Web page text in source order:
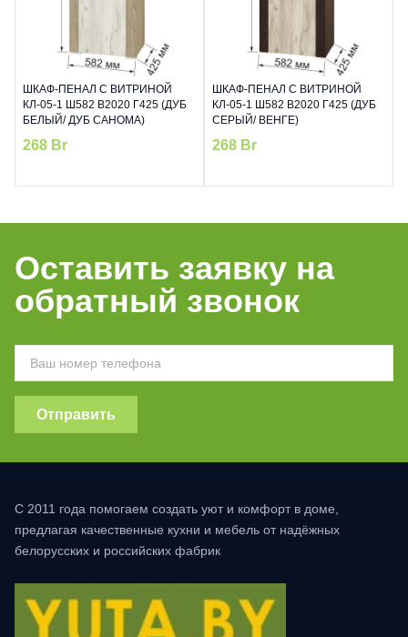
ШКАФ-ПЕНАЛ С ВИТРИНОЙ
КЛ-05-1 Ш582 В2020 Г425 (ДУБ
БЕЛЫЙ/ ДУБ САНОМА)
268 Br
ШКАФ-ПЕНАЛ С ВИТРИНОЙ
КЛ-05-1 Ш582 В2020 Г425 (ДУБ
СЕРЫЙ/ ВЕНГЕ)
268 Br
Оставить заявку на
обратный звонок
Отправить
С 2011 года помогаем создать уют и комфорт в доме,
предлагая качественные кухни и мебель от надёжных
белорусских и российских фабрик